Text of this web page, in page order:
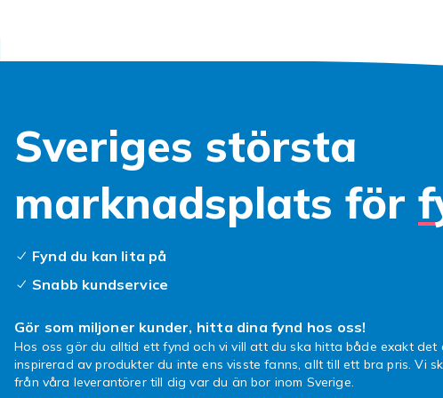
PS5, vilket gör det
Xbox
—
Xbox Series X är
konsolerna på
gaming och stöd
generation. Den
samma
som vill ha modern
relevant för den
Sveriges största
marknadsplats för
Fynd du kan lita på
Snabb kundservice
Gör som miljoner kunder, hitta dina fynd hos oss!
Hos oss gör du alltid ett fynd och vi vill att du ska hitta både exakt det
inspirerad av produkter du inte ens visste fanns, allt till ett bra pris. Vi
från våra leverantörer till dig var du än bor inom Sverige.